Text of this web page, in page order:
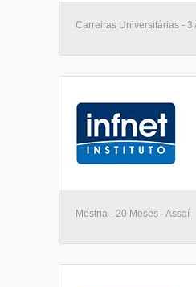
Carreiras Universitárias - 3
Mestria - 20 Meses - Assaí